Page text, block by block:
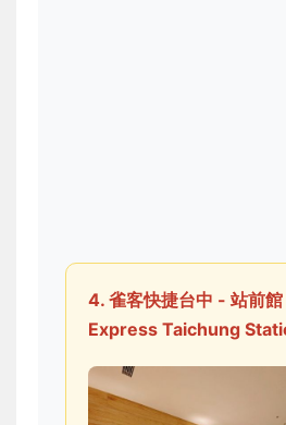
4. 雀客快捷台中 - 站前
Express Taichung